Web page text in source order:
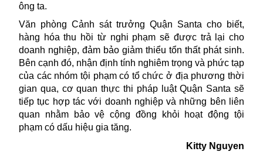
ông ta.
Văn phòng Cảnh sát trưởng Quận Santa cho biết,
hàng hóa thu hồi từ nghi phạm sẽ được trả lại cho
doanh nghiệp, đảm bảo giảm thiểu tổn thất phát sinh.
Bên cạnh đó, nhận định tính nghiêm trọng và phức tạp
của các nhóm tội phạm có tổ chức ở địa phương thời
gian qua, cơ quan thực thi pháp luật Quận Santa sẽ
tiếp tục hợp tác với doanh nghiệp và những bên liên
quan nhằm bảo vệ cộng đồng khỏi hoạt động tội
phạm có dấu hiệu gia tăng.
Kitty Nguyen